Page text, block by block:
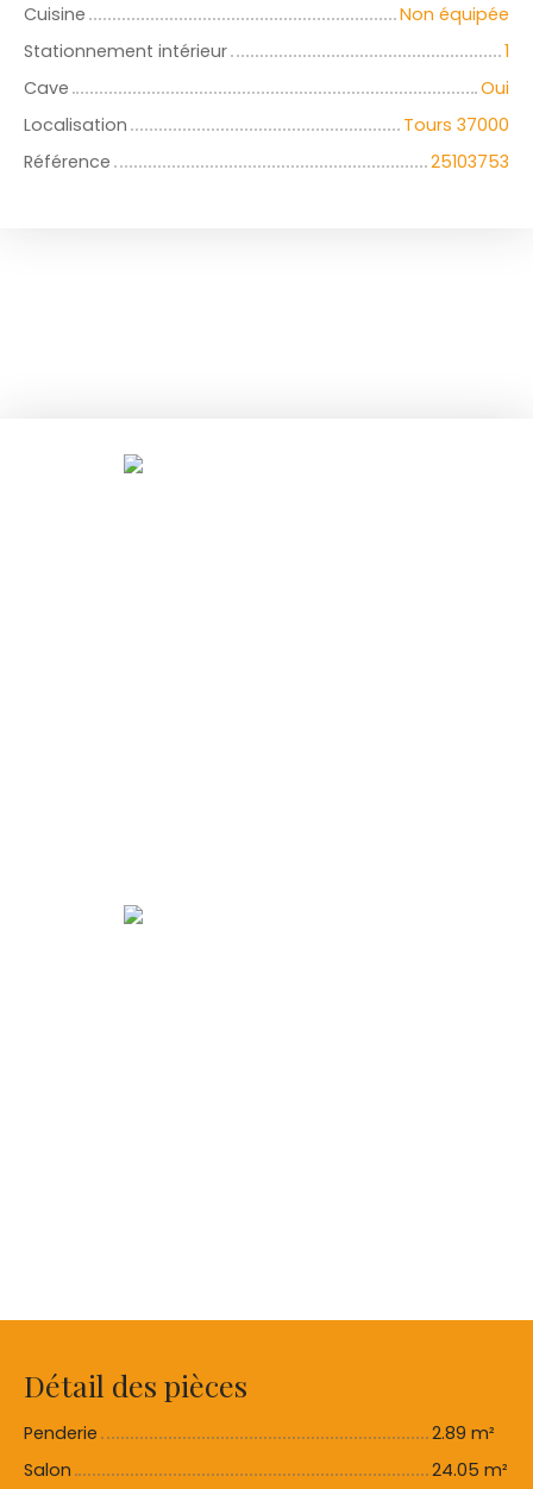
Cuisine
Non équipée
Stationnement intérieur
1
Cave
Oui
Localisation
Tours 37000
Référence
25103753
Détail des pièces
Penderie
2.89 m²
Salon
24.05 m²